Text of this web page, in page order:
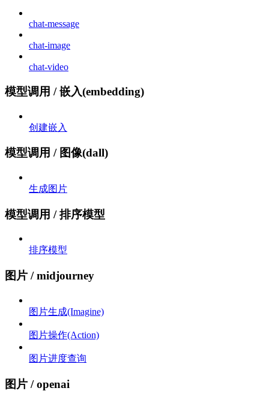
chat-message
chat-image
chat-video
模型调用 / 嵌入(embedding)
创建嵌入
模型调用 / 图像(dall)
生成图片
模型调用 / 排序模型
排序模型
图片 / midjourney
图片生成(Imagine)
图片操作(Action)
图片进度查询
图片 / openai